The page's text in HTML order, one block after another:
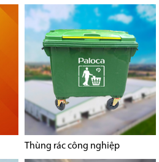
Thùng rác công nghiệp